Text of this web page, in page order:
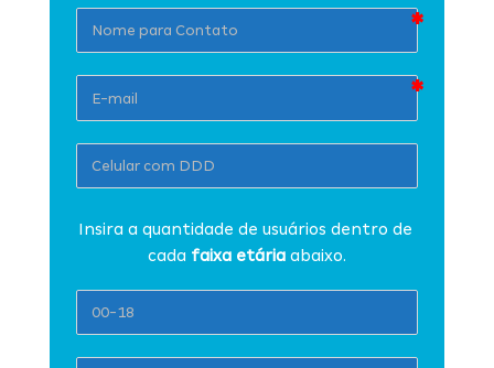
Insira a quantidade de usuários dentro de
cada faixa etária abaixo.